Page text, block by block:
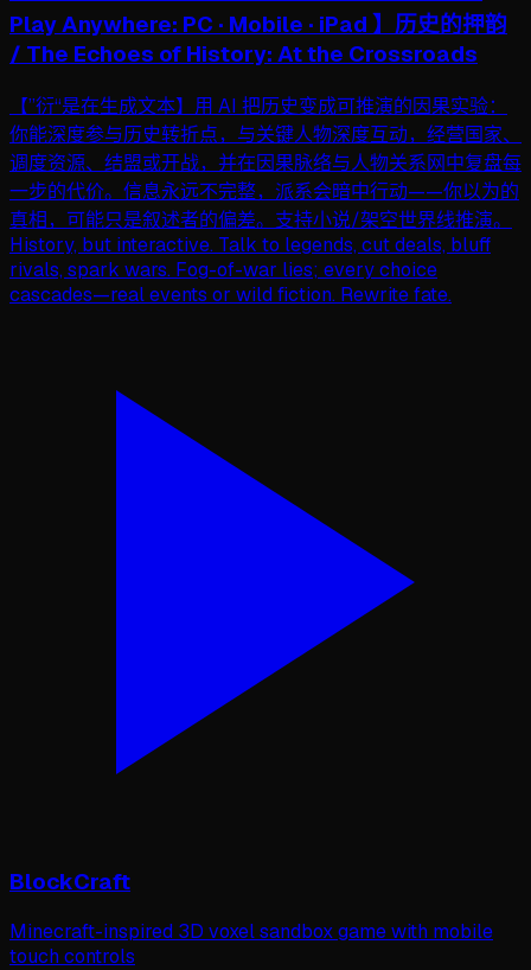
Play Anywhere: PC · Mobile · iPad 】历史的押韵
/ The Echoes of History: At the Crossroads
【”衍“是在生成文本】用 AI 把历史变成可推演的因果实验：
你能深度参与历史转折点，与关键人物深度互动，经营国家、
调度资源、结盟或开战，并在因果脉络与人物关系网中复盘每
一步的代价。信息永远不完整，派系会暗中行动——你以为的
真相，可能只是叙述者的偏差。支持小说/架空世界线推演。
History, but interactive. Talk to legends, cut deals, bluff
rivals, spark wars. Fog-of-war lies; every choice
cascades—real events or wild fiction. Rewrite fate.
BlockCraft
Minecraft-inspired 3D voxel sandbox game with mobile
touch controls